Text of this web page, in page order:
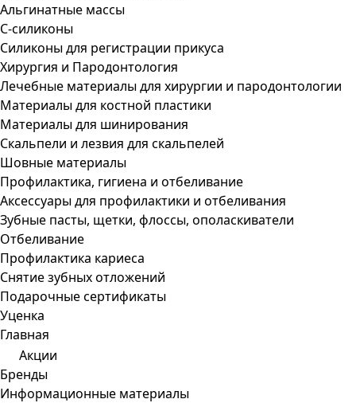
Альгинатные массы
С-силиконы
Силиконы для регистрации прикуса
Хирургия и Пародонтология
Лечебные материалы для хирургии и пародонтологии
Материалы для костной пластики
Материалы для шинирования
Скальпели и лезвия для скальпелей
Шовные материалы
Профилактика, гигиена и отбеливание
Аксессуары для профилактики и отбеливания
Зубные пасты, щетки, флоссы, ополаскиватели
Отбеливание
Профилактика кариеса
Снятие зубных отложений
Подарочные сертификаты
Уценка
Главная
Акции
Бренды
Информационные материалы